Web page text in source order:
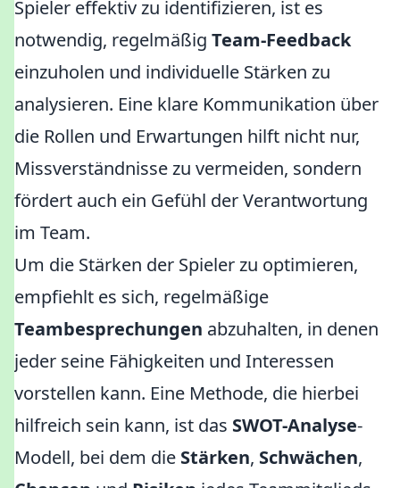
Spieler effektiv zu identifizieren, ist es
notwendig, regelmäßig Team-Feedback
einzuholen und individuelle Stärken zu
analysieren. Eine klare Kommunikation über
die Rollen und Erwartungen hilft nicht nur,
Missverständnisse zu vermeiden, sondern
fördert auch ein Gefühl der Verantwortung
im Team.
Um die Stärken der Spieler zu optimieren,
empfiehlt es sich, regelmäßige
Teambesprechungen abzuhalten, in denen
jeder seine Fähigkeiten und Interessen
vorstellen kann. Eine Methode, die hierbei
hilfreich sein kann, ist das SWOT-Analyse-
Modell, bei dem die Stärken, Schwächen,